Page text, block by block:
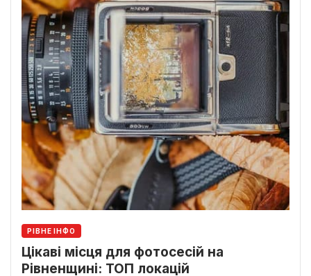
РІВНЕ ІНФО
Цікаві місця для фотосесій на
Рівненщині: ТОП локацій